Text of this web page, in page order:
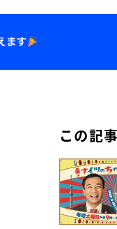
この記